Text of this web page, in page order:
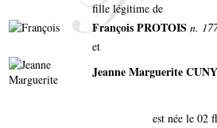
fille légitime de
François PROTOIS n.
et
Jeanne Marguerite CUNY
est née le 02